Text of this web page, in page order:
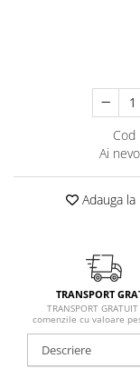
Cod
Ai
Adauga la
TRANSPORT
TRANSPORT
comenzile cu valoare
Descriere